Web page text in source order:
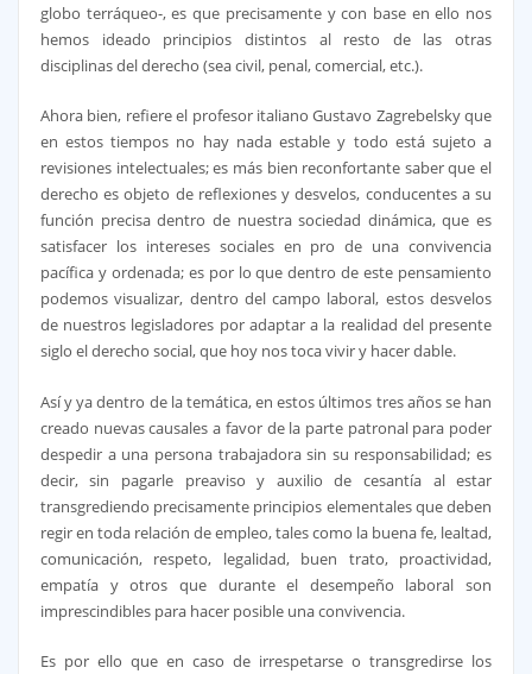
globo terráqueo-, es que precisamente y con base en ello nos
hemos ideado principios distintos al resto de las otras
disciplinas del derecho (sea civil, penal, comercial, etc.).
Ahora bien, refiere el profesor italiano Gustavo Zagrebelsky que
en estos tiempos no hay nada estable y todo está sujeto a
revisiones intelectuales; es más bien reconfortante saber que el
derecho es objeto de reflexiones y desvelos, conducentes a su
función precisa dentro de nuestra sociedad dinámica, que es
satisfacer los intereses sociales en pro de una convivencia
pacífica y ordenada; es por lo que dentro de este pensamiento
podemos visualizar, dentro del campo laboral, estos desvelos
de nuestros legisladores por adaptar a la realidad del presente
siglo el derecho social, que hoy nos toca vivir y hacer dable.
Así y ya dentro de la temática, en estos últimos tres años se han
creado nuevas causales a favor de la parte patronal para poder
despedir a una persona trabajadora sin su responsabilidad; es
decir, sin pagarle preaviso y auxilio de cesantía al estar
transgrediendo precisamente principios elementales que deben
regir en toda relación de empleo, tales como la buena fe, lealtad,
comunicación, respeto, legalidad, buen trato, proactividad,
empatía y otros que durante el desempeño laboral son
imprescindibles para hacer posible una convivencia.
Es por ello que en caso de irrespetarse o transgredirse los